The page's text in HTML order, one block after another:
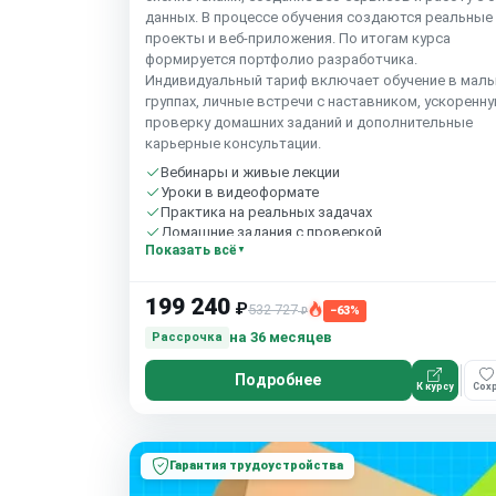
данных. В процессе обучения создаются реальные
проекты и веб‑приложения. По итогам курса
формируется портфолио разработчика.
Индивидуальный тариф включает обучение в
группах, личные встречи с наставником,
проверку домашних заданий и дополнительные
карьерные консультации.
Вебинары и живые лекции
Уроки в видеоформате
Практика на реальных задачах
Домашние задания с проверкой
Сообщество студентов
Показать всё
199 240 ₽532 727₽
−63%
Рассрочка
на 36 месяцев
Подробнее К курсу
Гарантия трудоустройства